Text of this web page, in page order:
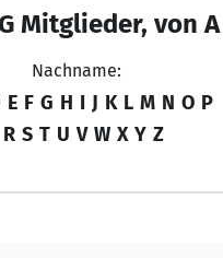
Mitglieder, von
Nachname:
E F G H I J K L M N O P
R S T U V W X Y Z